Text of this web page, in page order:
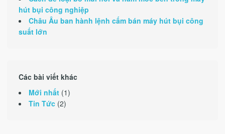
hút bụi công nghiệp
Châu Âu ban hành lệnh cấm bán máy hút bụi công
suất lớn
Các bài viết khác
Mới nhất(1)
Tin Tức(2)